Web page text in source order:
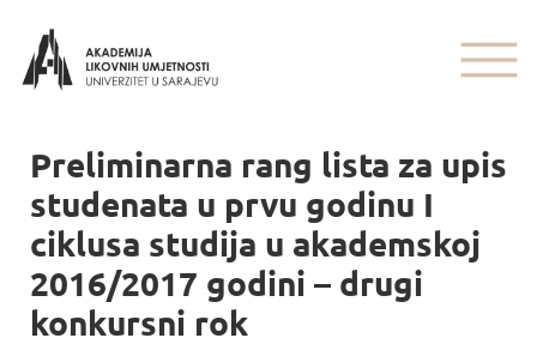
Preliminarna rang lista za upis
studenata u prvu godinu I
ciklusa studija u akademskoj
2016/2017 godini – drugi
konkursni rok